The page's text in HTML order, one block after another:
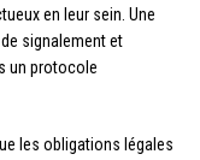
en leur sein. Une
signalement et
un protocole
les obligations légales